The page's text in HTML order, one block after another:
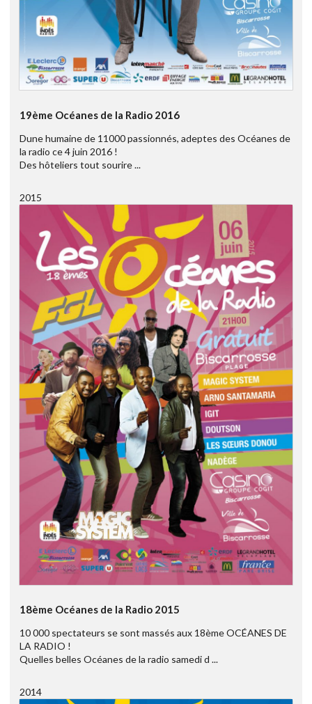
19ème Océanes de la Radio 2016
Dune humaine de 11000 passionnés, adeptes des Océanes de
la radio ce 4 juin 2016 !
Des hôteliers tout sourire ...
2015
18ème Océanes de la Radio 2015
10 000 spectateurs se sont massés aux 18ème OCÉANES DE
LA RADIO !
Quelles belles Océanes de la radio samedi d ...
2014